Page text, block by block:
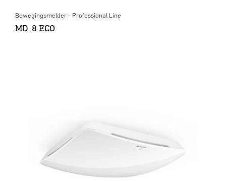
Bewegingsmelder - Professional Line
MD-8 ECO